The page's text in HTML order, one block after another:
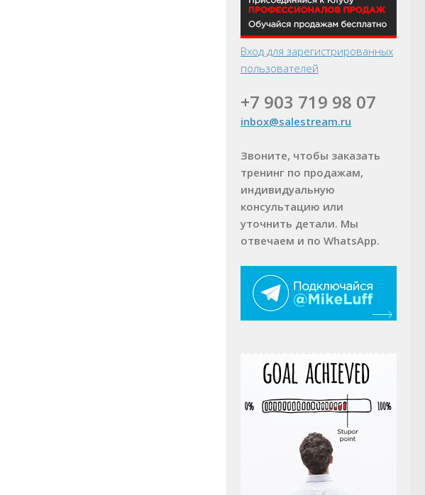
Вход для зарегистрированных
пользователей
+7 903 719 98 07
inbox@salestream.ru
Звоните, чтобы заказать
тренинг по продажам,
индивидуальную
консультацию или
уточнить детали. Мы
отвечаем и по WhatsApp.